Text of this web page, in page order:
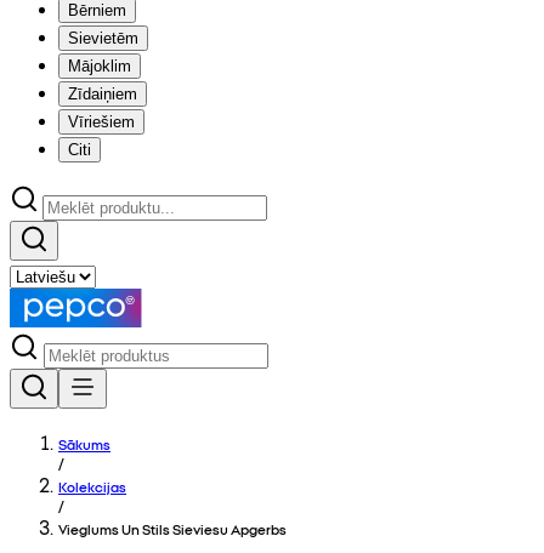
Bērniem
Sievietēm
Mājoklim
Zīdaiņiem
Vīriešiem
Citi
Sākums
/
Kolekcijas
/
Vieglums Un Stils Sieviesu Apgerbs